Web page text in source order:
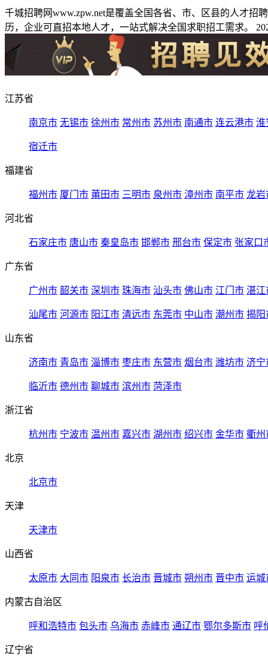
千城招聘网www.zpw.net是覆盖全国各省、市、区县的人才
历，企业可直招本地人才，一站式解决全国求职招工需求。
江苏省
南京市 无锡市 徐州市 常州市 苏州市 南通市 连云港市 淮
宿迁市
福建省
福州市 厦门市 莆田市 三明市 泉州市 漳州市 南平市 龙岩
河北省
石家庄市 唐山市 秦皇岛市 邯郸市 邢台市 保定市 张家口
广东省
广州市 韶关市 深圳市 珠海市 汕头市 佛山市 江门市 湛江
汕尾市 河源市 阳江市 清远市 东莞市 中山市 潮州市 揭阳
山东省
济南市 青岛市 淄博市 枣庄市 东营市 烟台市 潍坊市 济宁
临沂市 德州市 聊城市 滨州市 菏泽市
浙江省
杭州市 宁波市 温州市 嘉兴市 湖州市 绍兴市 金华市 衢州
北京
北京市
天津
天津市
山西省
太原市 大同市 阳泉市 长治市 晋城市 朔州市 晋中市 运城
内蒙古自治区
呼和浩特市 包头市 乌海市 赤峰市 通辽市 鄂尔多斯市 呼
辽宁省